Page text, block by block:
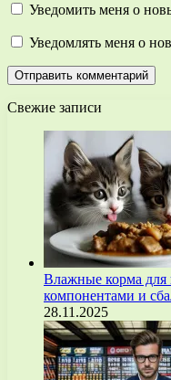
Уведомить меня о
Уведомлять меня о
Свежие записи
Влажные корма для
компонентами и
28.11.2025